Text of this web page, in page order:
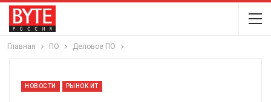
Главная ПО Деловое ПО
НОВОСТИ РЫНОК ИТ